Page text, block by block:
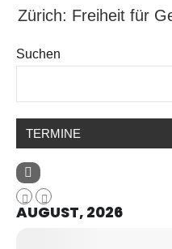
Zürich: Freiheit für
Suchen
TERMINE
AUGUST, 2026